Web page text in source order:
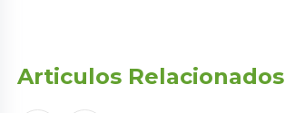
Articulos Relacionados